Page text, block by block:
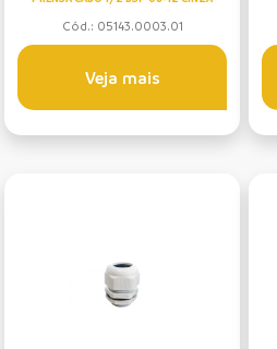
Cód.: 05143.0003.01
Veja mais